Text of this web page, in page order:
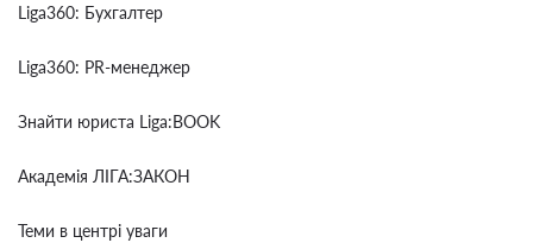
Liga360: Бухгалтер
Liga360: PR-менеджер
Знайти юриста Liga:BOOK
Академія ЛІГА:ЗАКОН
Теми в центрі уваги